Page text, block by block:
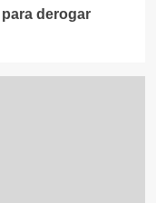
derogar